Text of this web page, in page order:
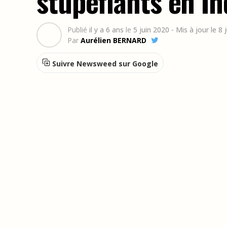
Publié il y a 6 ans le 5 juin 2020 - Mis à jour le 8
Par Aurélien BERNARD
Suivre Newsweed sur Google